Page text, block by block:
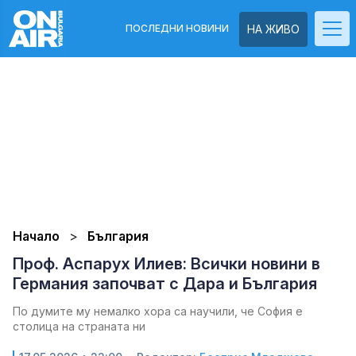
НА ЖИВО
ПОСЛЕДНИ НОВИНИ
Начало България
Проф. Аспарух Илиев: Всички новини в
Германия започват с Дара и България
По думите му немалко хора са научили, че София е
столица на страната ни